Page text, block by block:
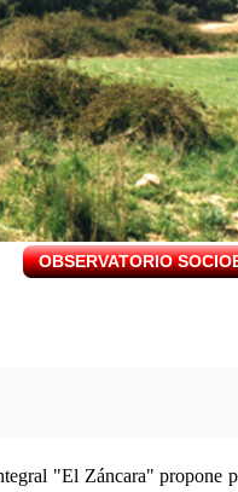
OBSERVATORIO
"El Záncara" propone